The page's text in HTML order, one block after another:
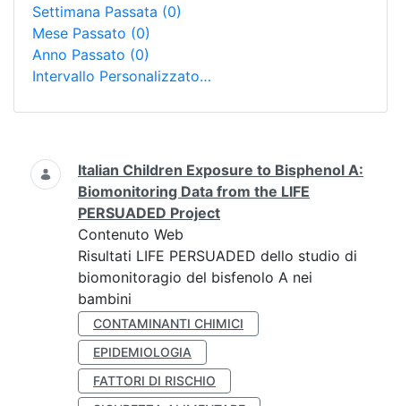
Settimana Passata (0)
Mese Passato (0)
Anno Passato (0)
Intervallo Personalizzato…
Ricerca
Italian Children Exposure to Bisphenol A:
Biomonitoring Data from the LIFE
PERSUADED Project
Contenuto Web
Risultati LIFE PERSUADED dello studio di
biomonitoragio del bisfenolo A nei
bambini
CONTAMINANTI CHIMICI
EPIDEMIOLOGIA
FATTORI DI RISCHIO